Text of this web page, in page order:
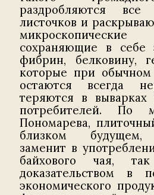
раздробляются
листочков и
сохраняющие в себе
фибрин, белковину,
которые при обычном
остаются всегда
теряются в выварках
потребителей.
Пономарева,
близком будущем,
заменит в
байхового чая,
доказательством в
экономического